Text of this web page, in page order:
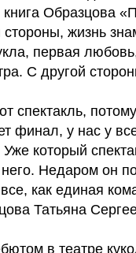
Образцова
жизнь
первая
С другой
спектакль,
финал, у нас у
Уже который
него. Недаром он
как единая
Татьяна
в театре